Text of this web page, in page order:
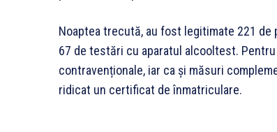
Noaptea trecută, au fost legitimate 221
67 de testări cu aparatul alcooltest.
contravenționale, iar ca și măsuri
ridicat un certificat de înmatriculare.